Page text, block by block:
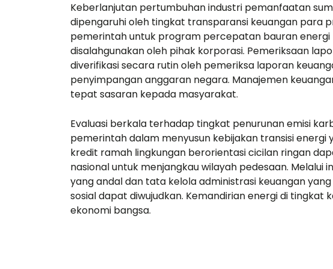
Keberlanjutan pertumbuhan industri pemanfaatan
dipengaruhi oleh tingkat transparansi keuangan para
pemerintah untuk program percepatan bauran
disalahgunakan oleh pihak korporasi. Pemeriksaan
diverifikasi secara rutin oleh pemeriksa laporan
penyimpangan anggaran negara. Manajemen
tepat sasaran kepada masyarakat.
Evaluasi berkala terhadap tingkat penurunan emisi
pemerintah dalam menyusun kebijakan transisi
kredit ramah lingkungan berorientasi cicilan ringan
nasional untuk menjangkau wilayah pedesaan.
yang andal dan tata kelola administrasi keuangan
sosial dapat diwujudkan. Kemandirian energi di
ekonomi bangsa.